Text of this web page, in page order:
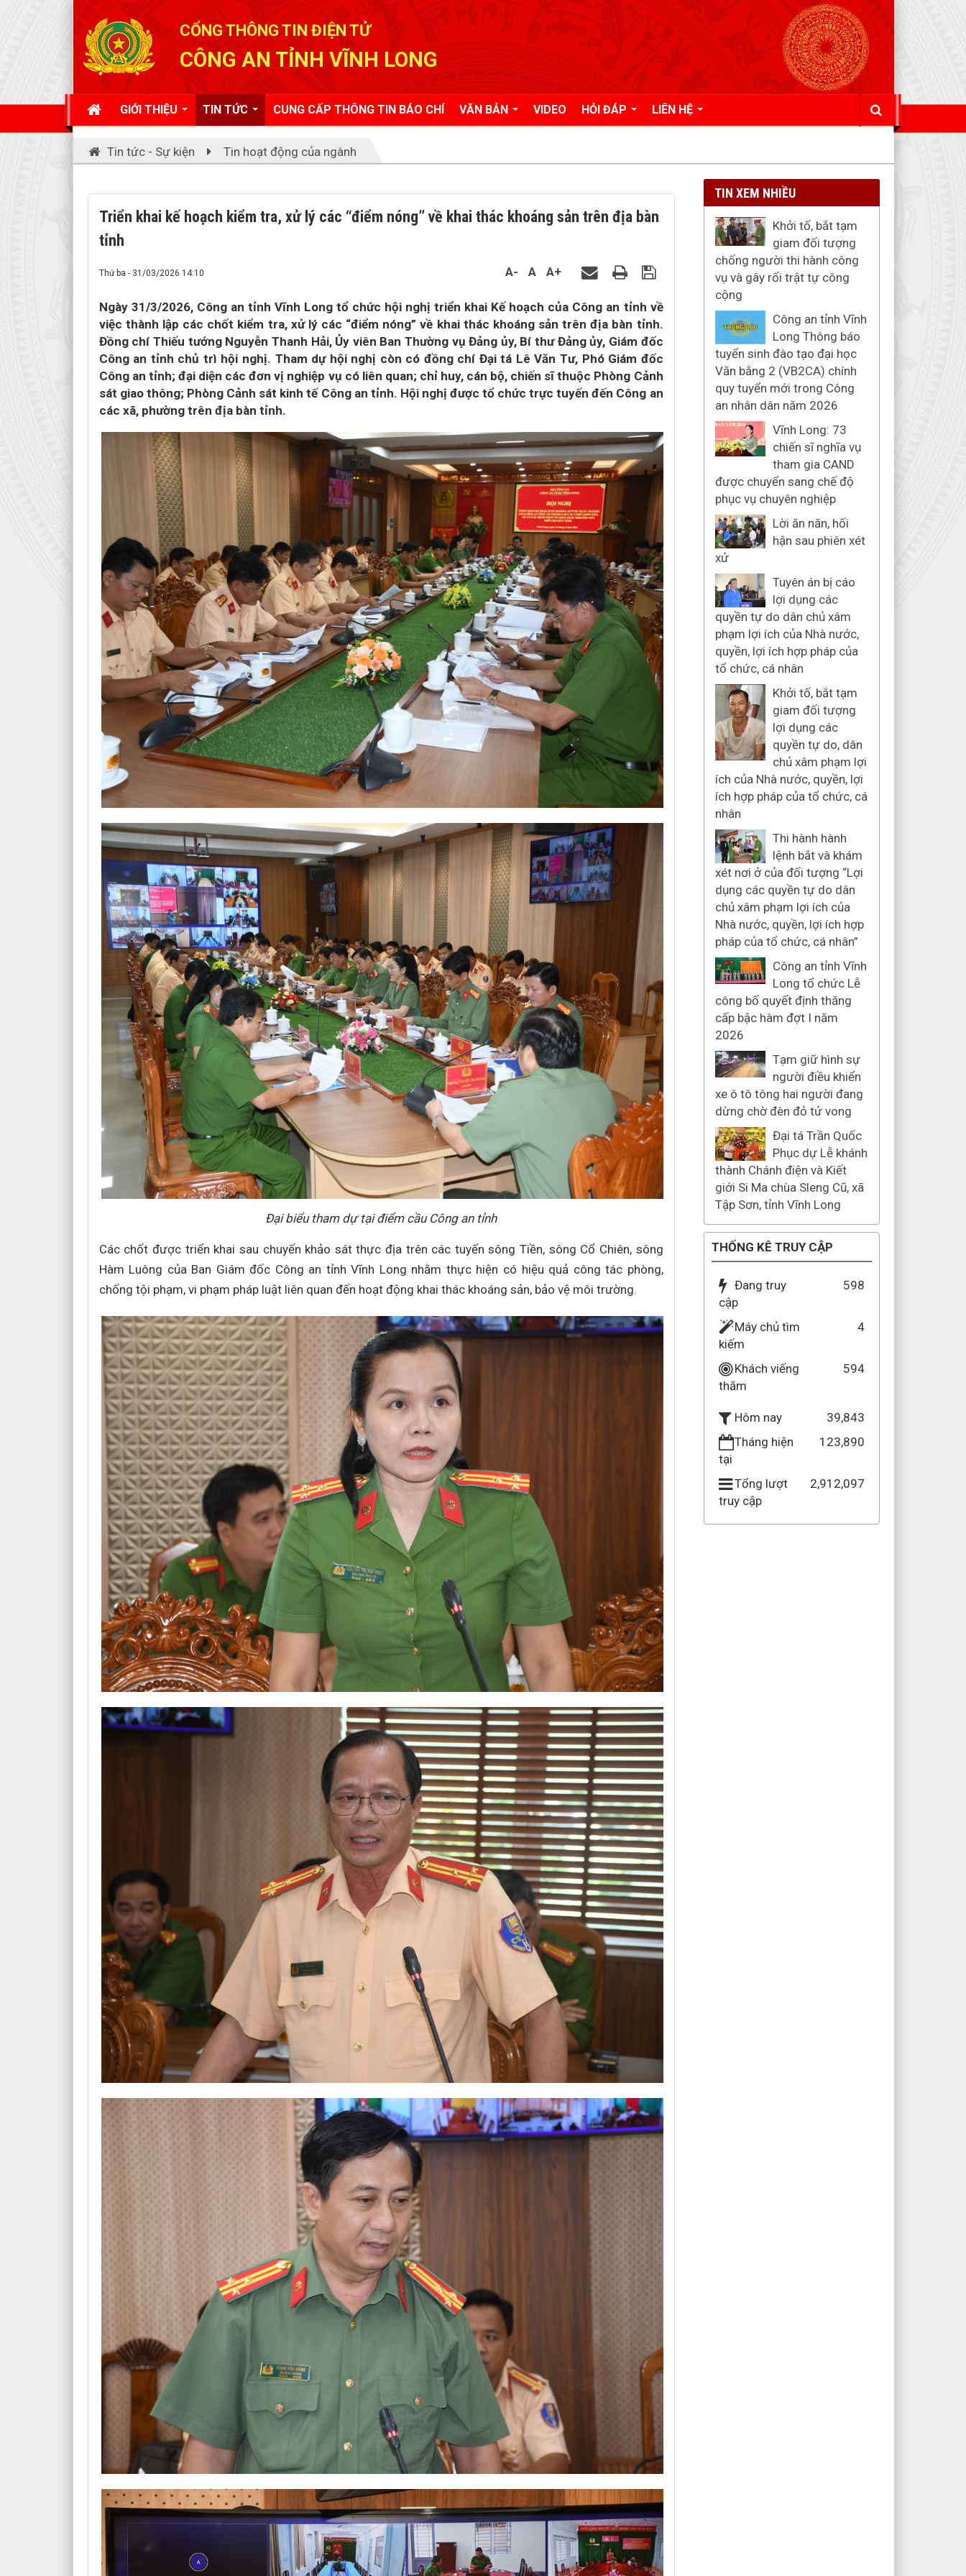
CỔNG THÔNG TIN ĐIỆN TỬ
CÔNG AN TỈNH VĨNH LONG
GIỚI THIỆU TIN TỨC CUNG CẤP THÔNG TIN BÁO CHÍ VĂN BẢN VIDEO HỎI ĐÁP LIÊN HỆ
Tin tức - Sự kiện Tin hoạt động của ngành
Triển khai kế hoạch kiểm tra, xử lý các “điểm nóng” về khai thác khoáng sản trên địa bàn
tỉnh
Thứ ba - 31/03/2026 14:10 A- A A+
Ngày 31/3/2026, Công an tỉnh Vĩnh Long tổ chức hội nghị triển khai Kế hoạch của Công an tỉnh về
việc thành lập các chốt kiểm tra, xử lý các “điểm nóng” về khai thác khoáng sản trên địa bàn tỉnh.
Đồng chí Thiếu tướng Nguyễn Thanh Hải, Ủy viên Ban Thường vụ Đảng ủy, Bí thư Đảng ủy, Giám đốc
Công an tỉnh chủ trì hội nghị. Tham dự hội nghị còn có đồng chí Đại tá Lê Văn Tư, Phó Giám đốc
Công an tỉnh; đại diện các đơn vị nghiệp vụ có liên quan; chỉ huy, cán bộ, chiến sĩ thuộc Phòng Cảnh
sát giao thông; Phòng Cảnh sát kinh tế Công an tỉnh. Hội nghị được tổ chức trực tuyến đến Công an
các xã, phường trên địa bàn tỉnh.
Đại biểu tham dự tại điểm cầu Công an tỉnh
Các chốt được triển khai sau chuyến khảo sát thực địa trên các tuyến sông Tiền, sông Cổ Chiên, sông
Hàm Luông của Ban Giám đốc Công an tỉnh Vĩnh Long nhằm thực hiện có hiệu quả công tác phòng,
chống tội phạm, vi phạm pháp luật liên quan đến hoạt động khai thác khoáng sản, bảo vệ môi trường.
TIN XEM NHIỀU
Khởi tố, bắt tạm
giam đối tượng
chống người thi hành công
vụ và gây rối trật tự công
cộng
Công an tỉnh Vĩnh
Long Thông báo
tuyển sinh đào tạo đại học
Văn bằng 2 (VB2CA) chính
quy tuyển mới trong Công
an nhân dân năm 2026
Vĩnh Long: 73
chiến sĩ nghĩa vụ
tham gia CAND
được chuyển sang chế độ
phục vụ chuyên nghiệp
Lời ăn năn, hối
hận sau phiên xét
xử
Tuyên án bị cáo
lợi dụng các
quyền tự do dân chủ xâm
phạm lợi ích của Nhà nước,
quyền, lợi ích hợp pháp của
tổ chức, cá nhân
Khởi tố, bắt tạm
giam đối tượng
lợi dụng các
quyền tự do, dân
chủ xâm phạm lợi
ích của Nhà nước, quyền, lợi
ích hợp pháp của tổ chức, cá
nhân
Thi hành hành
lệnh bắt và khám
xét nơi ở của đối tượng “Lợi
dụng các quyền tự do dân
chủ xâm phạm lợi ích của
Nhà nước, quyền, lợi ích hợp
pháp của tổ chức, cá nhân”
Công an tỉnh Vĩnh
Long tổ chức Lễ
công bố quyết định thăng
cấp bậc hàm đợt I năm
2026
Tạm giữ hình sự
người điều khiển
xe ô tô tông hai người đang
dừng chờ đèn đỏ tử vong
Đại tá Trần Quốc
Phục dự Lễ khánh
thành Chánh điện và Kiết
giới Si Ma chùa Sleng Cũ, xã
Tập Sơn, tỉnh Vĩnh Long
THỐNG KÊ TRUY CẬP
Đang truy
cập
598
Máy chủ tìm
kiếm
4
Khách viếng
thăm
594
Hôm nay
39,843
Tháng hiện
tại
123,890
Tổng lượt
truy cập
2,912,097